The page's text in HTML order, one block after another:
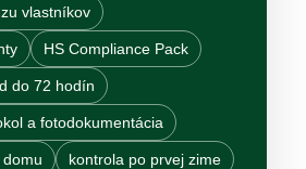
vlastníkov
HS Compliance Pack
do 72 hodín
a fotodokumentácia
kontrola po prvej zime